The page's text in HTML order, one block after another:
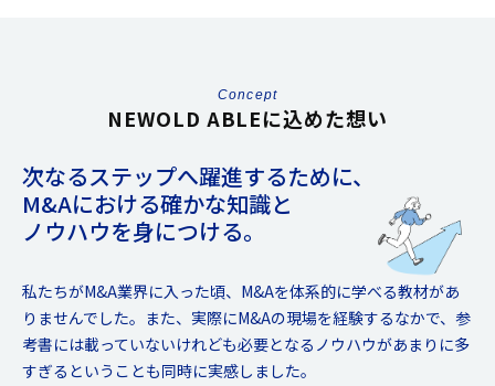
Concept
NEWOLD ABLEに込めた想い
次なるステップへ躍進するために、
M&Aにおける確かな知識と
ノウハウを身につける。
私たちがM&A業界に入った頃、M&Aを体系的に学べる教材があ
りませんでした。 また、実際にM&Aの現場を経験するなかで、参
考書には載っていないけれども必要となるノウハウがあまりに多
すぎるということも同時に実感しました。